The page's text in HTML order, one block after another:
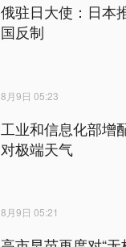
俄驻日大使：日本
国反制
8月9日 05:23
工业和信息化部增
对极端天气
8月9日 05:21